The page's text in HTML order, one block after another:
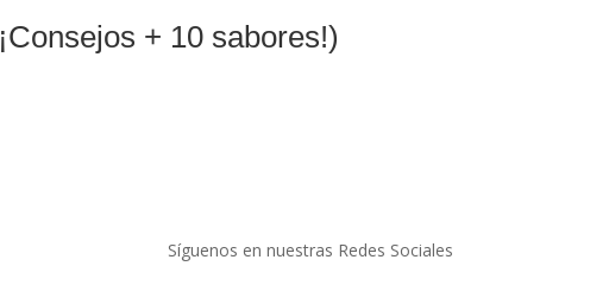
+ 10 sabores!)
Síguenos en nuestras Redes Sociales